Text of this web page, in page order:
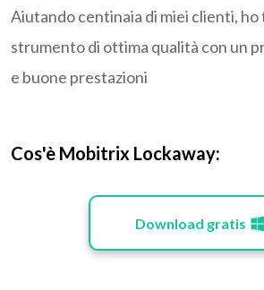
Aiutando centinaia di miei clienti,
strumento di ottima qualità con un
e buone prestazioni
Cos'è Mobitrix Lockaway:
Download gratis